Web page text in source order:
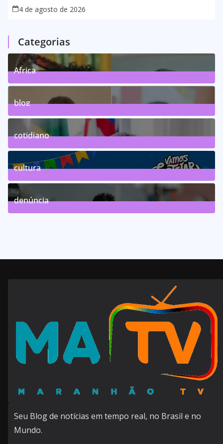
4 de agosto de 2026
Categorias
Africa
0Posts
blog
75Posts
cotidiano
46Posts
cultura
63Posts
denúncia
Seu Blog de notícias em tempo real, no Brasil e no
Mundo.